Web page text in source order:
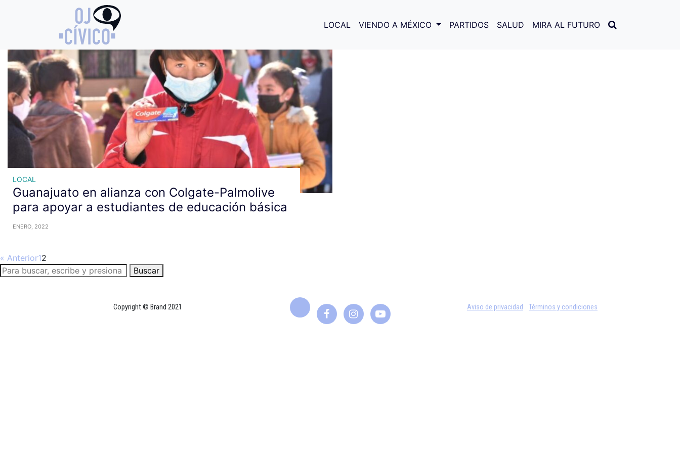
LOCAL VIENDO A MÉXICO PARTIDOS SALUD MIRA AL FUTURO
Archivo de etiquetas: estudiantes
LOCAL
Guanajuato en alianza con Colgate-Palmolive
para apoyar a estudiantes de educación básica
ENERO, 2022
« Anterior12
Buscar
Copyright © Brand 2021 Aviso de privacidad Términos y condiciones